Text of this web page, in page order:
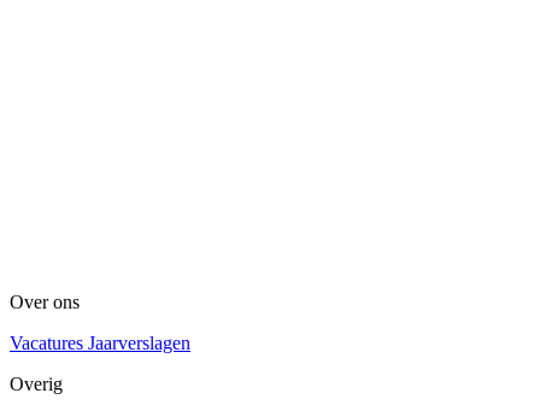
Over ons
Vacatures Jaarverslagen
Overig